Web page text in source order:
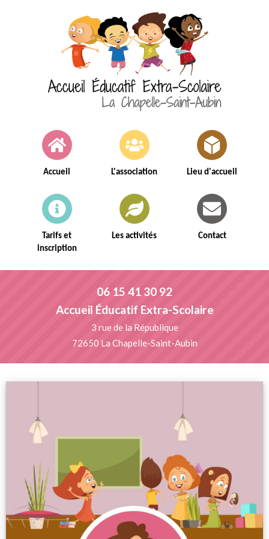
Main
navigation
Accueil L'association Lieu d'accueil
Tarifs et
inscription
Les activités Contact
06 15 41 30 92
Accueil Éducatif Extra-Scolaire
3 rue de la République
72650 La Chapelle-Saint-Aubin